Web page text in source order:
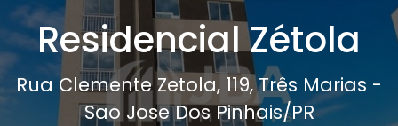
Residencial Zétola
Rua Clemente Zetola, 119, Três Marias -
Sao Jose Dos Pinhais/PR